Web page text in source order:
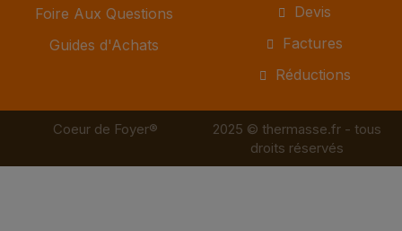
Foire Aux Questions
Guides d'Achats
Devis
Factures
Réductions
Coeur de Foyer®
2025 © thermasse.fr - tous
droits réservés